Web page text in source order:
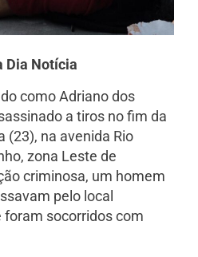
Dia Notícia
como Adriano dos
a tiros no fim da
(23), na avenida Rio
zona Leste de
criminosa, um homem
pelo local
foram socorridos com